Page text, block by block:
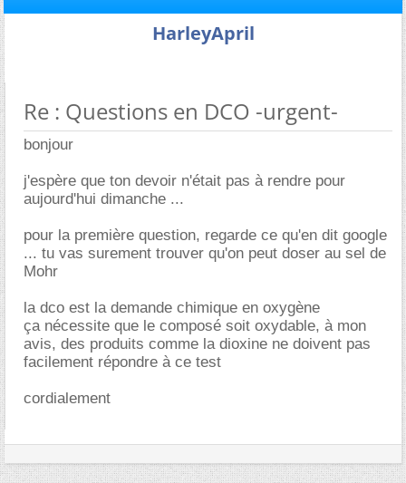
HarleyApril
Re : Questions en DCO -urgent-
bonjour
j'espère que ton devoir n'était pas à rendre pour
aujourd'hui dimanche ...
pour la première question, regarde ce qu'en dit google
... tu vas surement trouver qu'on peut doser au sel de
Mohr
la dco est la demande chimique en oxygène
ça nécessite que le composé soit oxydable, à mon
avis, des produits comme la dioxine ne doivent pas
facilement répondre à ce test
cordialement